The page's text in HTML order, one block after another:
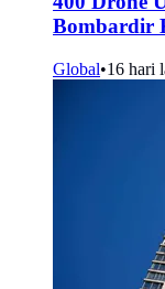
Bombardir
Global•16 hari